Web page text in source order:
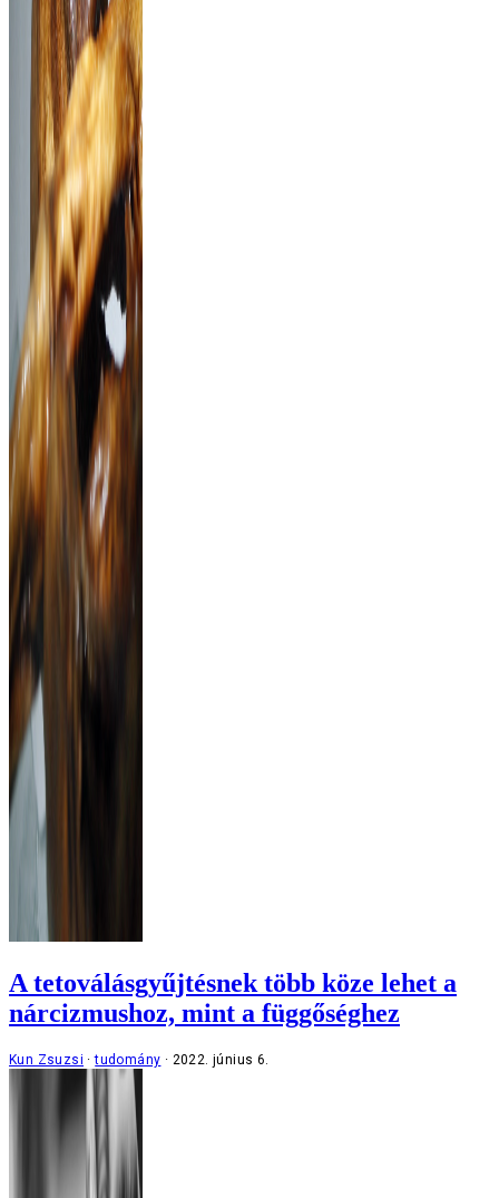
A tetoválásgyűjtésnek több köze lehet a
nárcizmushoz, mint a függőséghez
Kun Zsuzsi tudomány 2022. június 6.